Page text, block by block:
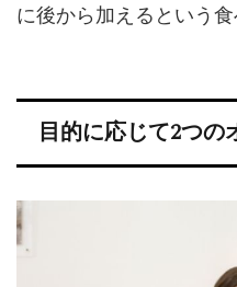
に後から加えるという
目的に応じて2つの